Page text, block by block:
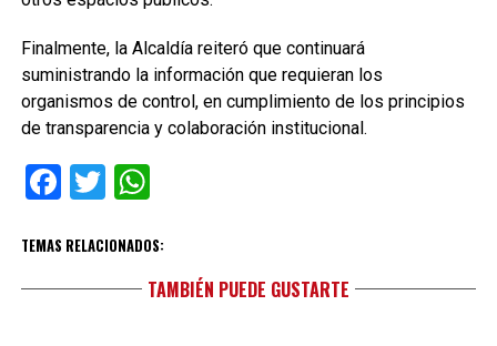
Finalmente, la Alcaldía reiteró que continuará
suministrando la información que requieran los
organismos de control, en cumplimiento de los principios
de transparencia y colaboración institucional.
Facebook
TwitterWhatsApp
TEMAS RELACIONADOS:
TAMBIÉN PUEDE GUSTARTE